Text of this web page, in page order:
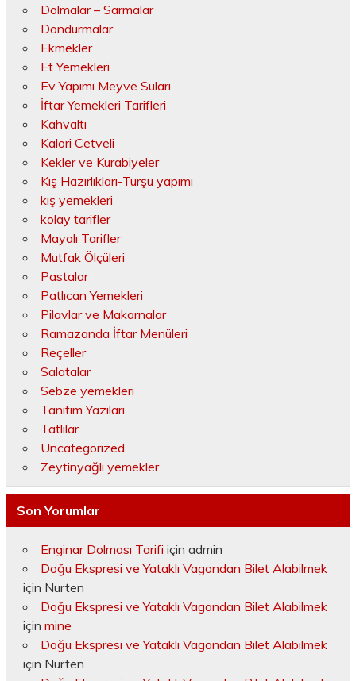
Dolmalar – Sarmalar
Dondurmalar
Ekmekler
Et Yemekleri
Ev Yapımı Meyve Suları
İftar Yemekleri Tarifleri
Kahvaltı
Kalori Cetveli
Kekler ve Kurabiyeler
Kış Hazırlıkları-Turşu yapımı
kış yemekleri
kolay tarifler
Mayalı Tarifler
Mutfak Ölçüleri
Pastalar
Patlıcan Yemekleri
Pilavlar ve Makarnalar
Ramazanda İftar Menüleri
Reçeller
Salatalar
Sebze yemekleri
Tanıtım Yazıları
Tatlılar
Uncategorized
Zeytinyağlı yemekler
Son Yorumlar
Enginar Dolması Tarifi için admin
Doğu Ekspresi ve Yataklı Vagondan Bilet Alabilmek
için Nurten
Doğu Ekspresi ve Yataklı Vagondan Bilet Alabilmek
için mine
Doğu Ekspresi ve Yataklı Vagondan Bilet Alabilmek
için Nurten